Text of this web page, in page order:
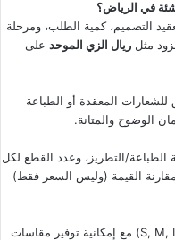
في الرياض؟
إلى 6 أسابيع حسب تعقيد التصميم، كمية الطلب، ومرحلة
مثل ريال الزي الموحد على
المعقدة أو الطباعة
الوضوح والمتانة.
التطريز، وعدد القطع لكل
القيمة (وليس السعر فقط)
يجب أن يقدم المورد القياسات القياسية (S, M, L, XL) مع إمكانية توفير مقاسات